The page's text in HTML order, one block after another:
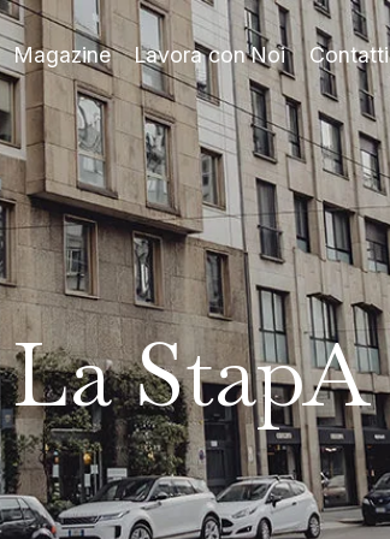
Magazine Lavora con Noi Contatti
La StapA